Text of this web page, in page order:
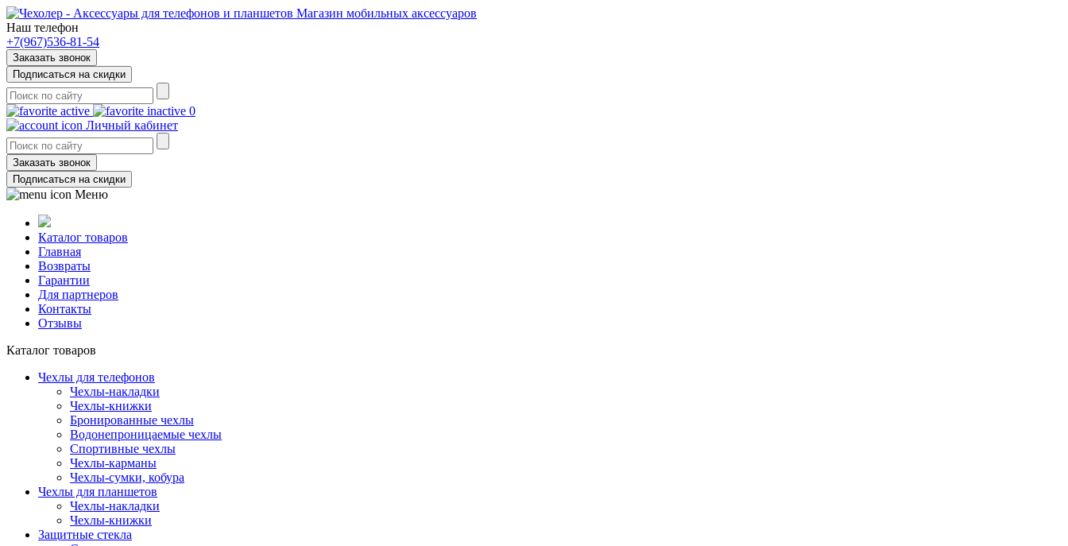
Магазин мобильных аксессуаров
Наш телефон
+7(967)536-81-54
Заказать звонок
Подписаться на скидки
0
Личный кабинет
Заказать звонок
Подписаться на скидки
Меню
Каталог товаров
Главная
Возвраты
Гарантии
Для партнеров
Контакты
Отзывы
Каталог товаров
Чехлы для телефонов
Чехлы-накладки
Чехлы-книжки
Бронированные чехлы
Водонепроницаемые чехлы
Спортивные чехлы
Чехлы-карманы
Чехлы-сумки, кобура
Чехлы для планшетов
Чехлы-накладки
Чехлы-книжки
Защитные стекла